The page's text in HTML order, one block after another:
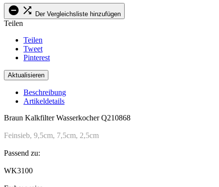
  Der Vergleichsliste hinzufügen
Teilen
Teilen
Tweet
Pinterest
Beschreibung
Artikeldetails
Braun Kalkfilter Wasserkocher Q210868
Feinsieb, 9,5cm, 7,5cm, 2,5cm
Passend zu:
WK3100